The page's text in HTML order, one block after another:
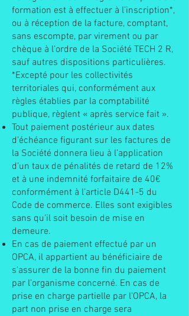
formation est à effectuer à l’inscription*,
ou à réception de la facture, comptant,
sans escompte, par virement ou par
chèque à l’ordre de la Société TECH 2 R,
sauf autres dispositions particulières.
*Excepté pour les collectivités
territoriales qui, conformément aux
règles établies par la comptabilité
publique, règlent « après service fait ».
Tout paiement postérieur aux dates
d’échéance figurant sur les factures de
la Société donnera lieu à l’application
d’un taux de pénalités de retard de 12%
et à une indemnité forfaitaire de 40€
conformément à l’article D441-5 du
Code de commerce. Elles sont exigibles
sans qu’il soit besoin de mise en
demeure.
En cas de paiement effectué par un
OPCA, il appartient au bénéficiaire de
s’assurer de la bonne fin du paiement
par l’organisme concerné. En cas de
prise en charge partielle par l’OPCA, la
part non prise en charge sera